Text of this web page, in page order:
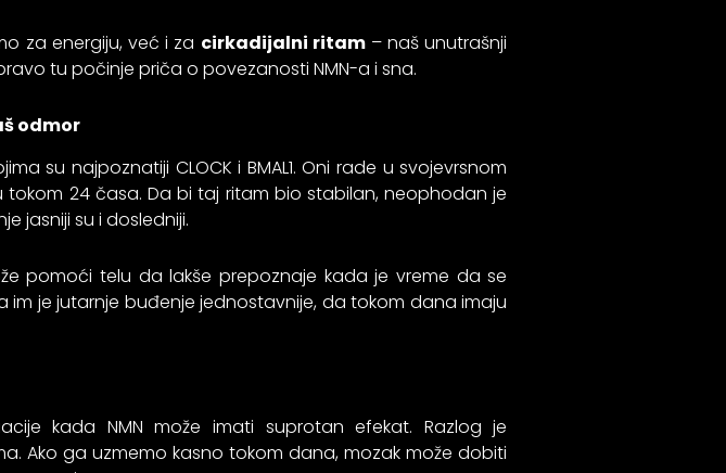
za energiju, već i za cirkadijalni ritam– naš unutrašnji
tu počinje priča o povezanosti NMN-a i sna.
odmor
su najpoznatiji CLOCK i BMAL1. Oni rade u svojevrsnom
tokom 24 časa. Da bi taj ritam bio stabilan, neophodan je
jasniji su i dosledniji.
pomoći telu da lakše prepoznaje kada je vreme da se
im je jutarnje buđenje jednostavnije, da tokom dana imaju
kada NMN može imati suprotan efekat. Razlog je
Ako ga uzmemo kasno tokom dana, mozak može dobiti